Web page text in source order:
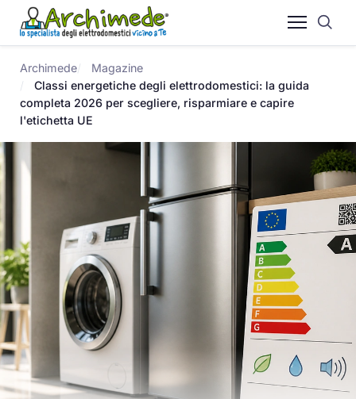
Archimede
Magazine
Classi energetiche degli elettrodomestici: la guida
completa 2026 per scegliere, risparmiare e capire
l'etichetta UE